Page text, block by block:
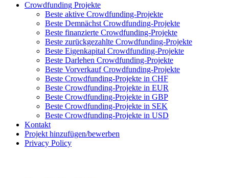
Crowdfunding Projekte
Beste aktive Crowdfunding-Projekte
Beste Demnächst Crowdfunding-Projekte
Beste finanzierte Crowdfunding-Projekte
Beste zurückgezahlte Crowdfunding-Projekte
Beste Eigenkapital Crowdfunding-Projekte
Beste Darlehen Crowdfunding-Projekte
Beste Vorverkauf Crowdfunding-Projekte
Beste Crowdfunding-Projekte in CHF
Beste Crowdfunding-Projekte in EUR
Beste Crowdfunding-Projekte in GBP
Beste Crowdfunding-Projekte in SEK
Beste Crowdfunding-Projekte in USD
Kontakt
Projekt hinzufügen/bewerben
Privacy Policy